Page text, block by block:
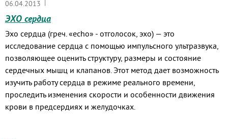
06.04.2013
ЭХО сердца
Эхо сердца (греч. «echo» - отголосок, эхо) — это
исследование сердца с помощью импульсного ультразвука,
позволяющее оценить структуру, размеры и состояние
сердечных мышц и клапанов. Этот метод дает возможность
изучить работу сердца в режиме реального времени,
проследить изменения скорости и особенности движения
крови в предсердиях и желудочках.